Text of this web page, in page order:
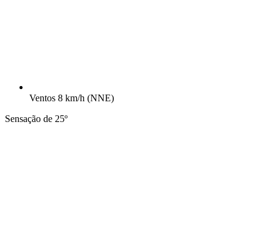
Ventos 8 km/h (NNE)
Sensação de 25º